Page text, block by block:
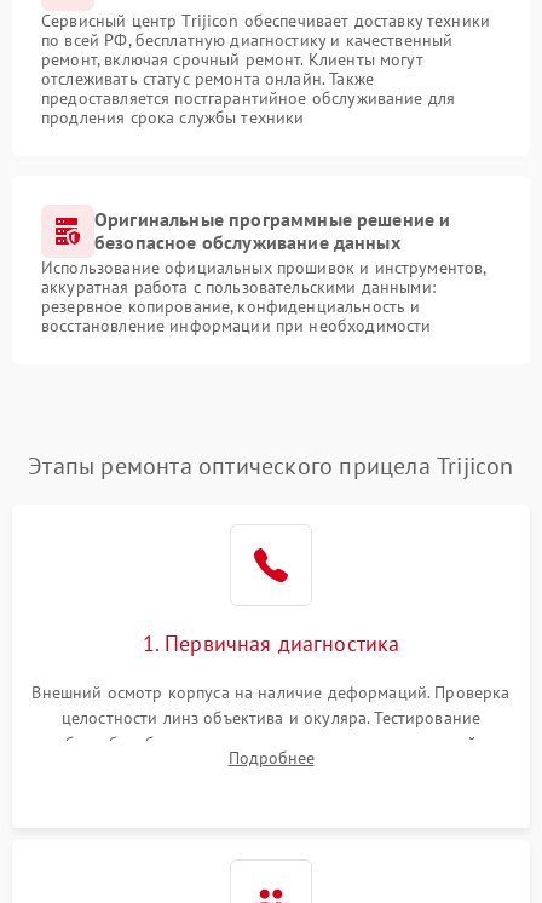
Сервисный центр Trijicon обеспечивает доставку техники
по всей РФ, бесплатную диагностику и качественный
ремонт, включая срочный ремонт. Клиенты могут
отслеживать статус ремонта онлайн. Также
предоставляется постгарантийное обслуживание для
продления срока службы техники
Оригинальные программные решение и
безопасное обслуживание данных
Использование официальных прошивок и инструментов,
аккуратная работа с пользовательскими данными:
резервное копирование, конфиденциальность и
восстановление информации при необходимости
Этапы ремонта оптического прицела Trijicon
1. Первичная диагностика
Внешний осмотр корпуса на наличие деформаций. Проверка
целостности линз объектива и окуляра. Тестирование
работы барабанчиков ввода поправок, кольца отстройки
параллакса и зума. Выявление сколов, внутренних
Подробнее